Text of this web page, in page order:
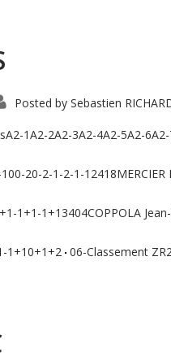
Posted by Sebastien
1A2-2A2-3A2-4A2-5A2-
20-2-1-2-1-12418MERCIER
1+1-1+13404COPPOLA
1+10+1+2 06-Classement